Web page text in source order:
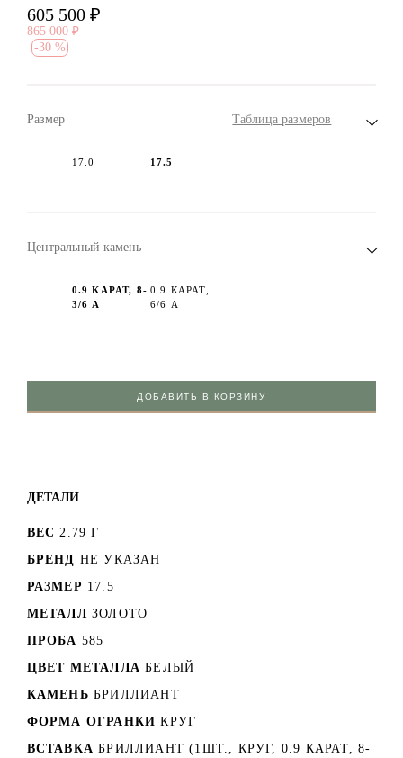
605 500 ₽
865 000 ₽
-30 %
Размер Таблица размеров
17.0 17.5
Центральный камень
0.9 КАРАТ, 8-
3/6 А
0.9 КАРАТ,
6/6 А
ДОБАВИТЬ В КОРЗИНУ
ДЕТАЛИ
ВЕС 2.79 Г
БРЕНД НЕ УКАЗАН
РАЗМЕР 17.5
МЕТАЛЛ ЗОЛОТО
ПРОБА 585
ЦВЕТ МЕТАЛЛА БЕЛЫЙ
КАМЕНЬ БРИЛЛИАНТ
ФОРМА ОГРАНКИ КРУГ
ВСТАВКА БРИЛЛИАНТ (1ШТ., КРУГ, 0.9 КАРАТ, 8-